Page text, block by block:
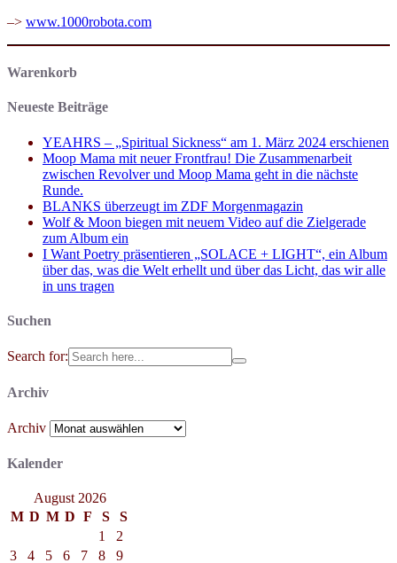
–> www.1000robota.com
Warenkorb
Neueste Beiträge
YEAHRS – „Spiritual Sickness“ am 1. März 2024 erschienen
Moop Mama mit neuer Frontfrau! Die Zusammenarbeit
zwischen Revolver und Moop Mama geht in die nächste
Runde.
BLANKS überzeugt im ZDF Morgenmagazin
Wolf & Moon biegen mit neuem Video auf die Zielgerade
zum Album ein
I Want Poetry präsentieren „SOLACE + LIGHT“, ein Album
über das, was die Welt erhellt und über das Licht, das wir alle
in uns tragen
Suchen
Search for:
Archiv
Archiv
Kalender
August 2026
M D M D F S
S
1
2
3
4 5 6 7 8 9